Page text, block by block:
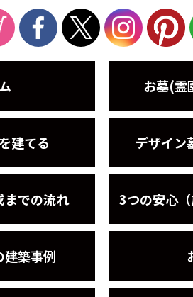
建てる
までの流れ
建築事例
お墓(霊
デザイン
3つの安心